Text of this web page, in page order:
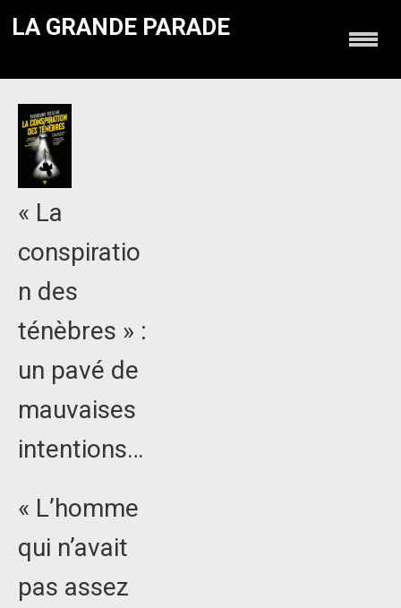
LA GRANDE PARADE
« La
conspiratio
n des
ténèbres » :
un pavé de
mauvaises
intentions…
« L’homme
qui n’avait
pas assez